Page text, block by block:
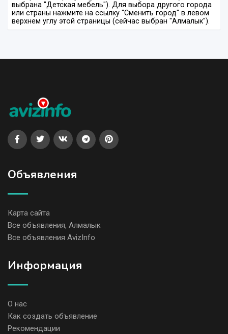
выбрана "Детская мебель"). Для выбора другого города
или страны нажмите на ссылку "Сменить город" в левом
верхнем углу этой страницы (сейчас выбран "Алмалык").
Объявления
Карта сайта
Все объявления, Алмалык
Все объявления AvizInfo
Информация
О нас
Как создать объявление
Рекомендации